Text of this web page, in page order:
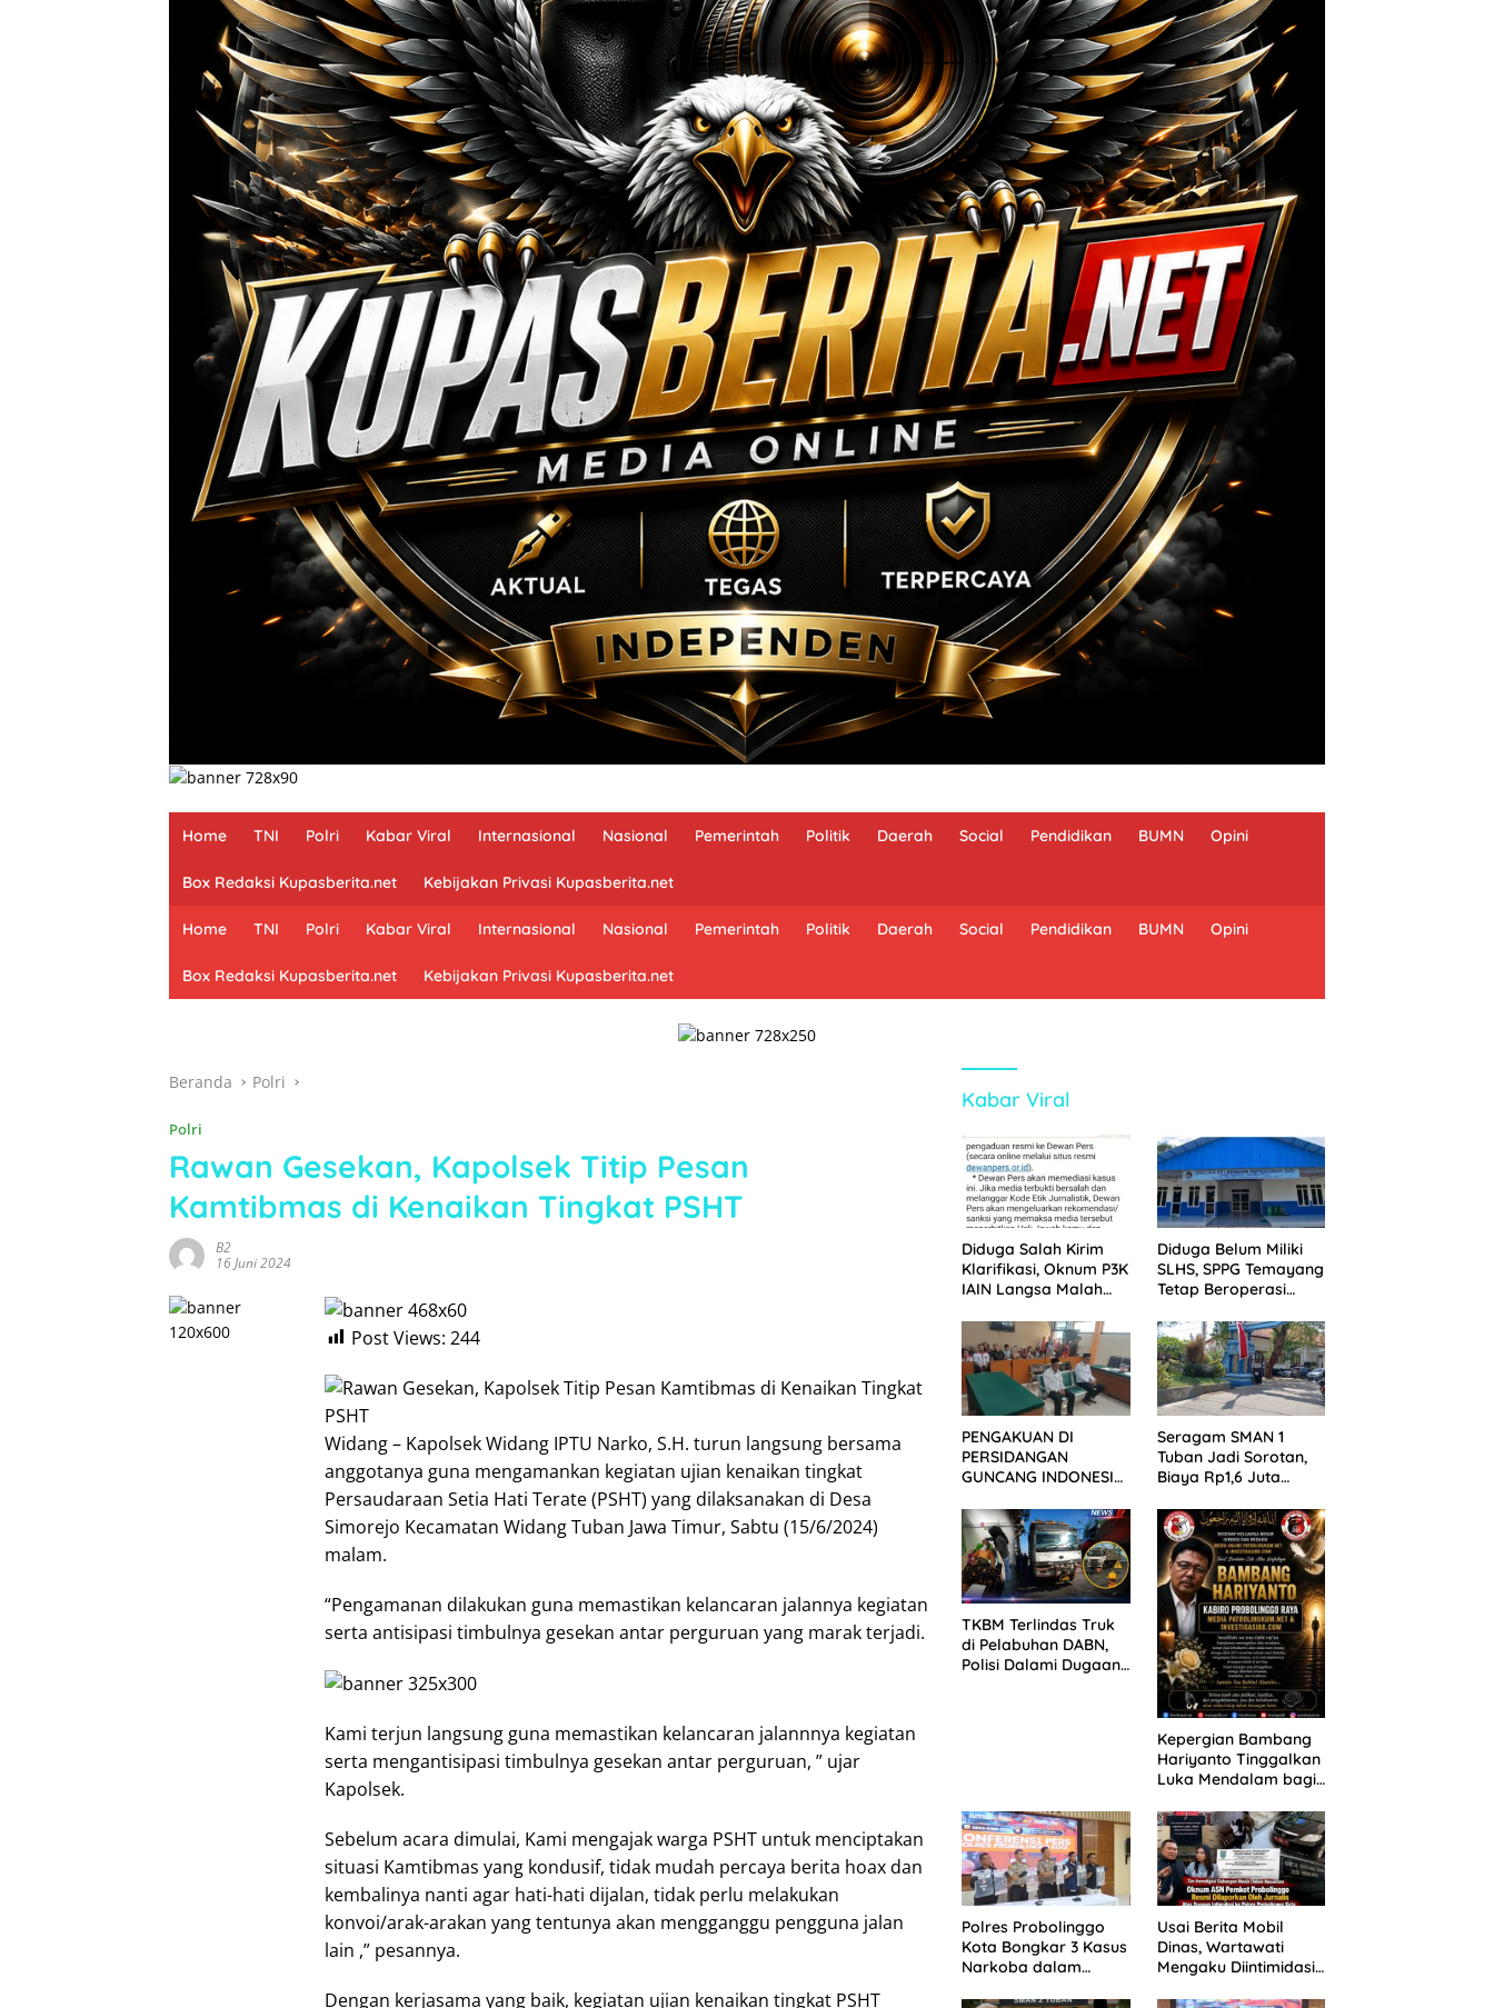
Home TNI Polri Kabar Viral Internasional Nasional Pemerintah Politik Daerah Social Pendidikan BUMN Opini
Box Redaksi Kupasberita.net Kebijakan Privasi Kupasberita.net
Home TNI Polri Kabar Viral Internasional Nasional Pemerintah Politik Daerah Social Pendidikan BUMN Opini
Box Redaksi Kupasberita.net Kebijakan Privasi Kupasberita.net
Beranda Polri
Polri
Rawan Gesekan, Kapolsek Titip Pesan
Kamtibmas di Kenaikan Tingkat PSHT
B2
16 Juni 2024
Post Views: 244
Widang – Kapolsek Widang IPTU Narko, S.H. turun langsung bersama
anggotanya guna mengamankan kegiatan ujian kenaikan tingkat
Persaudaraan Setia Hati Terate (PSHT) yang dilaksanakan di Desa
Simorejo Kecamatan Widang Tuban Jawa Timur, Sabtu (15/6/2024)
malam.
“Pengamanan dilakukan guna memastikan kelancaran jalannya kegiatan
serta antisipasi timbulnya gesekan antar perguruan yang marak terjadi.
Kami terjun langsung guna memastikan kelancaran jalannnya kegiatan
serta mengantisipasi timbulnya gesekan antar perguruan, ” ujar
Kapolsek.
Sebelum acara dimulai, Kami mengajak warga PSHT untuk menciptakan
situasi Kamtibmas yang kondusif, tidak mudah percaya berita hoax dan
kembalinya nanti agar hati-hati dijalan, tidak perlu melakukan
konvoi/arak-arakan yang tentunya akan mengganggu pengguna jalan
lain ,” pesannya.
Dengan kerjasama yang baik, kegiatan ujian kenaikan tingkat PSHT
Kabar Viral
Diduga Salah Kirim
Klarifikasi, Oknum P3K
IAIN Langsa Malah
Dewan Pers
Diduga Belum Miliki
SLHS, SPPG Temayang
Tetap Beroperasi
PENGAKUAN DI
PERSIDANGAN
GUNCANG INDONESIA!
DITUNDA, KELUARGA
KORBAN MENGAMUK
DI PN MALANG
Seragam SMAN 1
Tuban Jadi Sorotan,
Biaya Rp1,6 Juta
SPMB 2026
TKBM Terlindas Truk
di Pelabuhan DABN,
Polisi Dalami Dugaan
Kepergian Bambang
Hariyanto Tinggalkan
Luka Mendalam bagi
Patrolihukum.net
Polres Probolinggo
Kota Bongkar 3 Kasus
Narkoba dalam
Usai Berita Mobil
Dinas, Wartawati
Mengaku Diintimidasi